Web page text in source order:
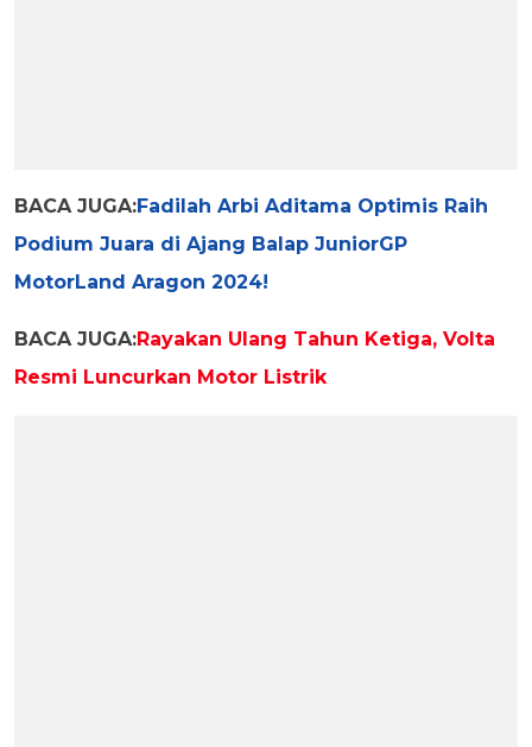
BACA JUGA:Fadilah Arbi Aditama Optimis Raih
Podium Juara di Ajang Balap JuniorGP
MotorLand Aragon 2024!
BACA JUGA:Rayakan Ulang Tahun Ketiga, Volta
Resmi Luncurkan Motor Listrik